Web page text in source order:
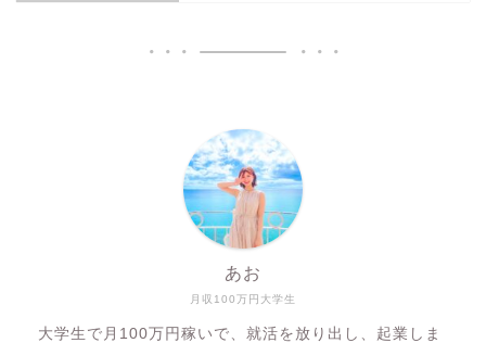
月収100万円大学生
あお
大学生で月100万円稼いで、就活を放り出し、起業しま